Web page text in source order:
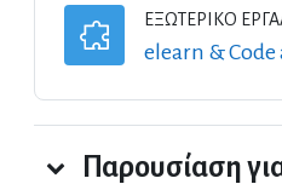
ΕΞΩΤΕΡΙΚΌ
elearn & Code
Παρουσίαση